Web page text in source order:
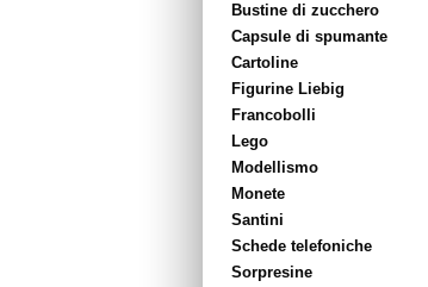
Bustine di zucchero
Capsule di spumante
Cartoline
Figurine Liebig
Francobolli
Lego
Modellismo
Monete
Santini
Schede telefoniche
Sorpresine